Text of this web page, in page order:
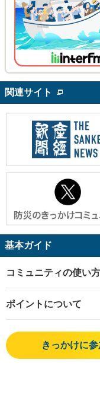
関連サイト
基本ガイド
コミュニティの使い方
ポイントについて
きっかけに参